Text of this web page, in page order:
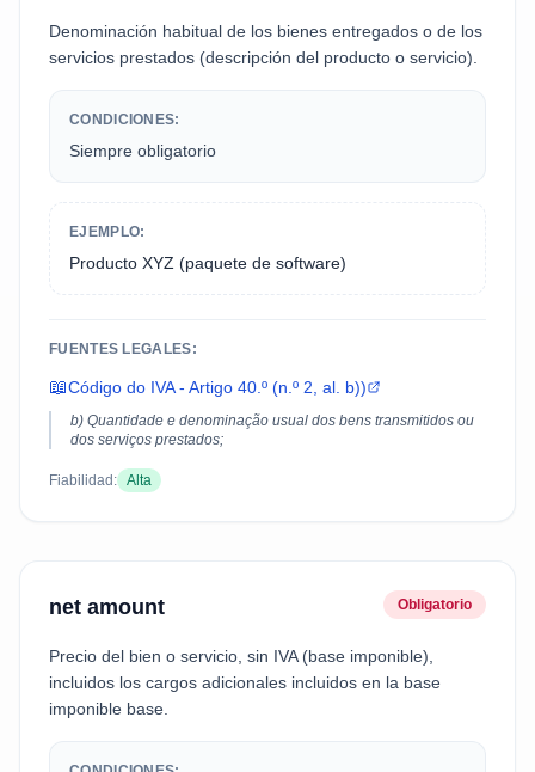
Denominación habitual de los bienes entregados o de los
servicios prestados (descripción del producto o servicio).
CONDICIONES:
Siempre obligatorio
EJEMPLO:
Producto XYZ (paquete de software)
FUENTES LEGALES:
📖Código do IVA - Artigo 40.º (n.º 2, al. b))
b) Quantidade e denominação usual dos bens transmitidos ou
dos serviços prestados;
Fiabilidad: Alta
net amount Obligatorio
Precio del bien o servicio, sin IVA (base imponible),
incluidos los cargos adicionales incluidos en la base
imponible base.